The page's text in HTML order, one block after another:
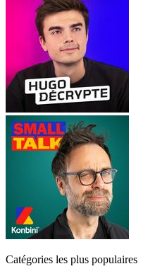
Catégories les plus populaires